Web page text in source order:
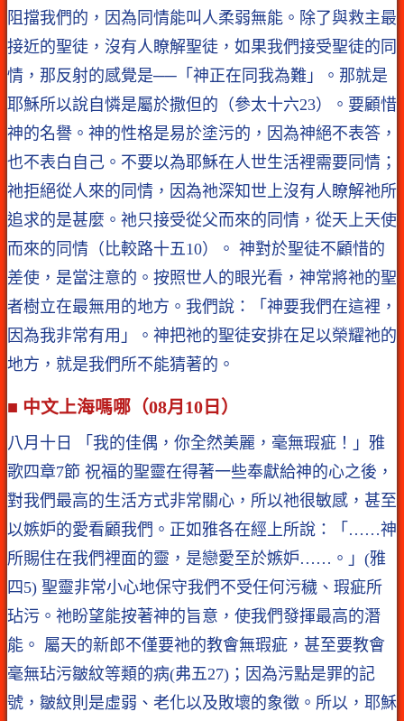
阻擋我們的，因為同情能叫人柔弱無能。除了與救主最
接近的聖徒，沒有人瞭解聖徒，如果我們接受聖徒的同
情，那反射的感覺是──「神正在同我為難」。那就是
耶穌所以說自憐是屬於撒但的（參太十六23）。要顧惜
神的名譽。神的性格是易於塗污的，因為神絕不表答，
也不表白自己。不要以為耶穌在人世生活裡需要同情；
祂拒絕從人來的同情，因為祂深知世上沒有人瞭解祂所
追求的是甚麼。祂只接受從父而來的同情，從天上天使
而來的同情（比較路十五10）。 神對於聖徒不顧惜的
差使，是當注意的。按照世人的眼光看，神常將祂的聖
者樹立在最無用的地方。我們說：「神要我們在這裡，
因為我非常有用」。神把祂的聖徒安排在足以榮耀祂的
地方，就是我們所不能猜著的。
■ 中文上海嗎哪（08月10日）
八月十日 「我的佳偶，你全然美麗，毫無瑕疵！」雅
歌四章7節 祝福的聖靈在得著一些奉獻給神的心之後，
對我們最高的生活方式非常關心，所以祂很敏感，甚至
以嫉妒的愛看顧我們。正如雅各在經上所說：「……神
所賜住在我們裡面的靈，是戀愛至於嫉妒……。」(雅
四5) 聖靈非常小心地保守我們不受任何污穢、瑕疵所
玷污。祂盼望能按著神的旨意，使我們發揮最高的潛
能。 屬天的新郎不僅要祂的教會無瑕疵，甚至要教會
毫無玷污皺紋等類的病(弗五27)；因為污點是罪的記
號，皺紋則是虛弱、老化以及敗壞的象徵。所以，耶穌